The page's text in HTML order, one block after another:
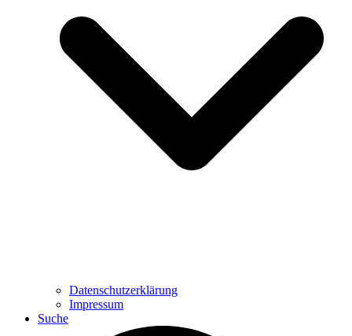
Datenschutzerklärung
Impressum
Suche